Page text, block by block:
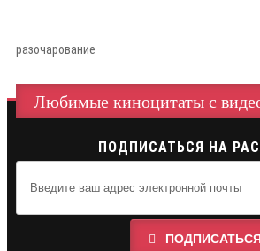
разочарование
Любимые киноцитаты с
ПОДПИСАТЬСЯ НА